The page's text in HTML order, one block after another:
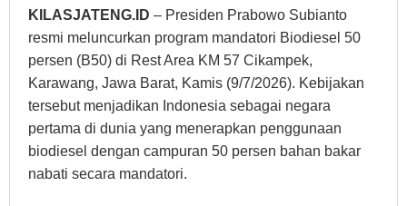
KILASJATENG.ID – Presiden Prabowo Subianto
resmi meluncurkan program mandatori Biodiesel 50
persen (B50) di Rest Area KM 57 Cikampek,
Karawang, Jawa Barat, Kamis (9/7/2026). Kebijakan
tersebut menjadikan Indonesia sebagai negara
pertama di dunia yang menerapkan penggunaan
biodiesel dengan campuran 50 persen bahan bakar
nabati secara mandatori.